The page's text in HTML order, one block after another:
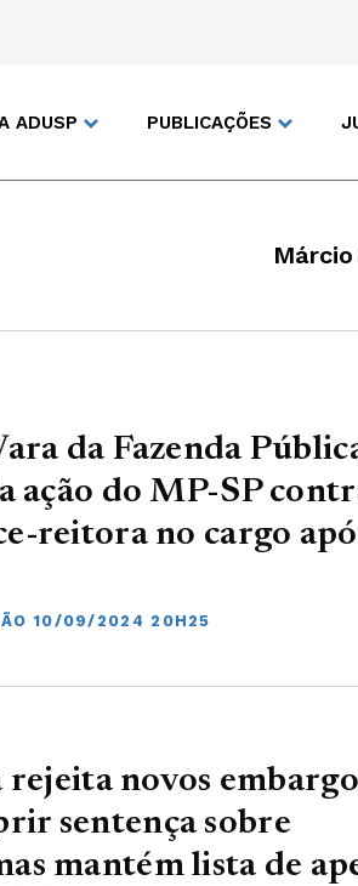
ADUSP PUBLICAÇÕES
da Fazenda
ação do MP-SP
reitora no cargo
10/09/2024 20H25
novos
sentença sobre
mantém lista de